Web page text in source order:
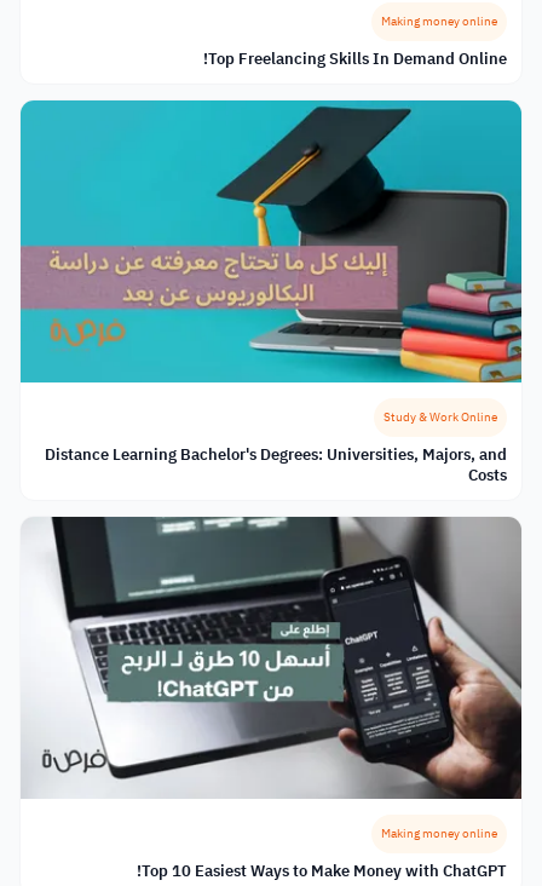
Making money online
Top Freelancing Skills In Demand Online!
Study & Work Online
Distance Learning Bachelor's Degrees: Universities, Majors, and
Costs
Making money online
Top 10 Easiest Ways to Make Money with ChatGPT!